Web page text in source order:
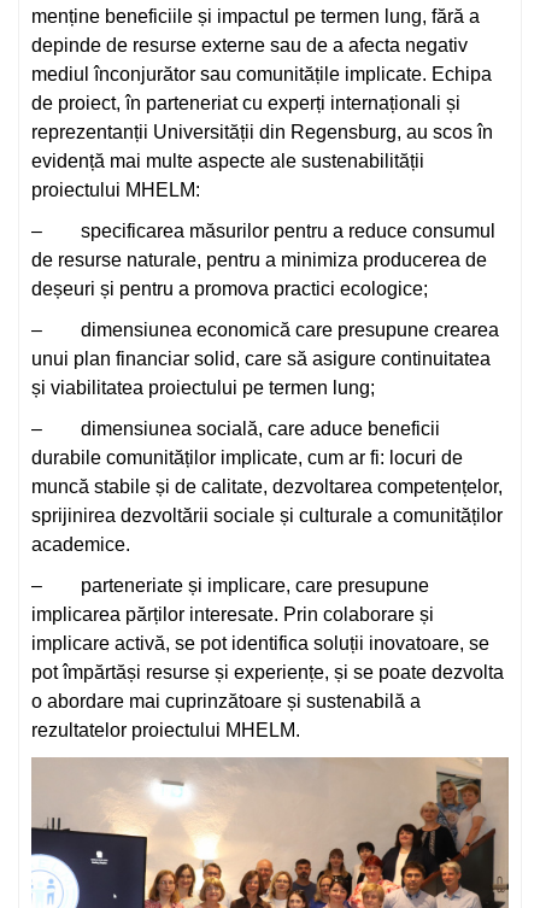
menține beneficiile și impactul pe termen lung, fără a
depinde de resurse externe sau de a afecta negativ
mediul înconjurător sau comunitățile implicate. Echipa
de proiect, în parteneriat cu experți internaționali și
reprezentanții Universității din Regensburg, au scos în
evidență mai multe aspecte ale sustenabilității
proiectului MHELM:
– specificarea măsurilor pentru a reduce consumul
de resurse naturale, pentru a minimiza producerea de
deșeuri și pentru a promova practici ecologice;
– dimensiunea economică care presupune crearea
unui plan financiar solid, care să asigure continuitatea
și viabilitatea proiectului pe termen lung;
– dimensiunea socială, care aduce beneficii
durabile comunităților implicate, cum ar fi: locuri de
muncă stabile și de calitate, dezvoltarea competențelor,
sprijinirea dezvoltării sociale și culturale a comunităților
academice.
– parteneriate și implicare, care presupune
implicarea părților interesate. Prin colaborare și
implicare activă, se pot identifica soluții inovatoare, se
pot împărtăși resurse și experiențe, și se poate dezvolta
o abordare mai cuprinzătoare și sustenabilă a
rezultatelor proiectului MHELM.